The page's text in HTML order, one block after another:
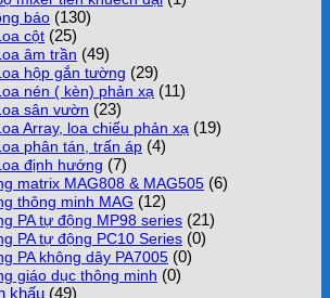
báo (130)
cột (25)
âm trần (49)
hộp gắn tường (29)
nén ( kèn) phản xạ (11)
sân vườn (23)
Array, loa chiếu phản xạ (19)
phân tán, trấn áp (4)
định hướng (7)
matrix MAG808 & MAG505 (6)
thông minh MAG (12)
PA tự động MP98 series (21)
PA tự động PC10 Series (0)
PA không dây PA7005 (0)
giáo dục thông minh (0)
khấu (49)